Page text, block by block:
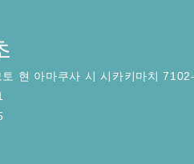
토 현 아마쿠사 시 시카키마치